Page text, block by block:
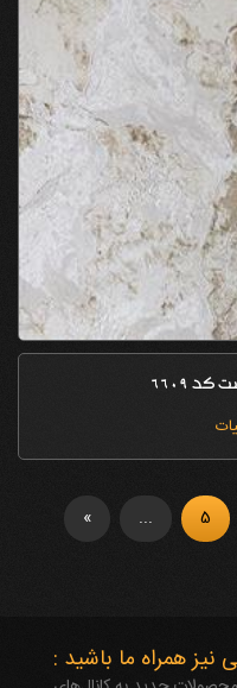
6609
5
...
»
همراه ما باشید :